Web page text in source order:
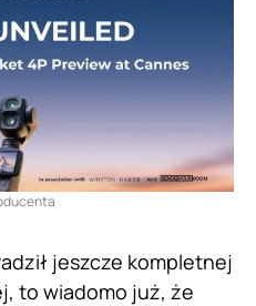
jeszcze kompletnej
to wiadomo już, że